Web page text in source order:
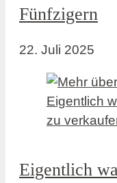
Fünfzigern
22. Juli 2025
Eigentlich